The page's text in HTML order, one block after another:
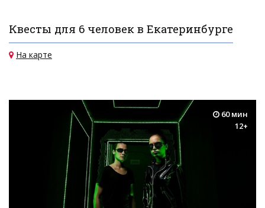
Квесты для 6 человек в Екатеринбурге
На карте
60 мин
12+